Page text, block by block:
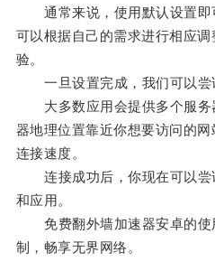
通常来说，使用默认设置即
可以根据自己的需求进行相应
验。
一旦设置完成，我们可以尝
大多数应用会提供多个服务
器地理位置靠近你想要访问的
连接速度。
连接成功后，你现在可以尝
和应用。
免费翻外墙加速器安卓的使
制，畅享无界网络。